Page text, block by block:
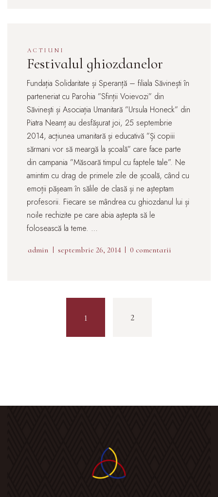
ACTIUNI
Festivalul ghiozdanelor
Fundația Solidaritate și Speranță – filiala Săvinești în
parteneriat cu Parohia ”Sfinții Voievozi” din
Săvinești și Asociația Umanitară ”Ursula Honeck” din
Piatra Neamț au desfășurat joi, 25 septembrie
2014, acțiunea umanitară și educativă ”Și copiii
sărmani vor să meargă la școală” care face parte
din campania ”Măsoară timpul cu faptele tale”. Ne
amintim cu drag de primele zile de școală, când cu
emoții pășeam în sălile de clasă și ne așteptam
profesorii. Fiecare se mândrea cu ghiozdanul lui și
noile rechizite pe care abia aștepta să le
folosească la teme. …
admin septembrie 26, 2014 0 comentarii
1 2